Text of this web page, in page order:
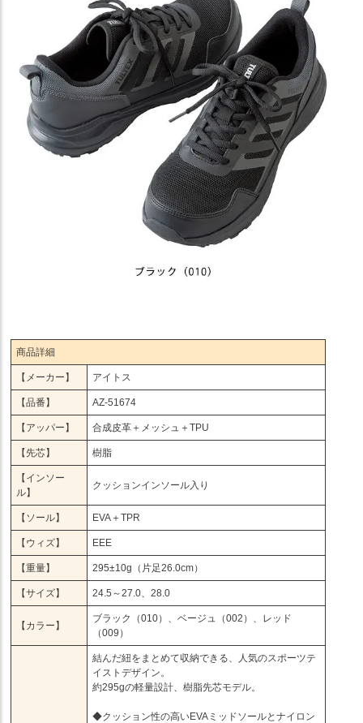
商品詳細
【メーカー】 アイトス
【品番】 AZ-51674
【アッパー】 合成皮革＋メッシュ＋TPU
【先芯】 樹脂
【インソー
ル】
クッションインソール入り
【ソール】 EVA＋TPR
【ウィズ】 EEE
【重量】 295±10g（片足26.0cm）
【サイズ】 24.5～27.0、28.0
【カラー】
ブラック（010）、ベージュ（002）、レッド
（009）
結んだ紐をまとめて収納できる、人気のスポーツテ
イストデザイン。
約295gの軽量設計、樹脂先芯モデル。
◆クッション性の高いEVAミッドソールとナイロン